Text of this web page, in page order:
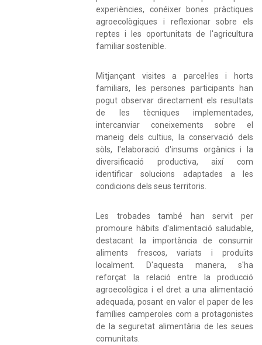
experiències, conéixer bones pràctiques
agroecològiques i reflexionar sobre els
reptes i les oportunitats de l'agricultura
familiar sostenible.
Mitjançant visites a parcel·les i horts
familiars, les persones participants han
pogut observar directament els resultats
de les tècniques implementades,
intercanviar coneixements sobre el
maneig dels cultius, la conservació dels
sòls, l'elaboració d'insums orgànics i la
diversificació productiva, així com
identificar solucions adaptades a les
condicions dels seus territoris.
Les trobades també han servit per
promoure hàbits d'alimentació saludable,
destacant la importància de consumir
aliments frescos, variats i produïts
localment. D'aquesta manera, s'ha
reforçat la relació entre la producció
agroecològica i el dret a una alimentació
adequada, posant en valor el paper de les
famílies camperoles com a protagonistes
de la seguretat alimentària de les seues
comunitats.